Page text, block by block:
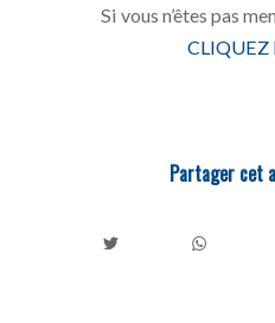
Si vous n’êtes pas
CLIQUEZ
Partager cet